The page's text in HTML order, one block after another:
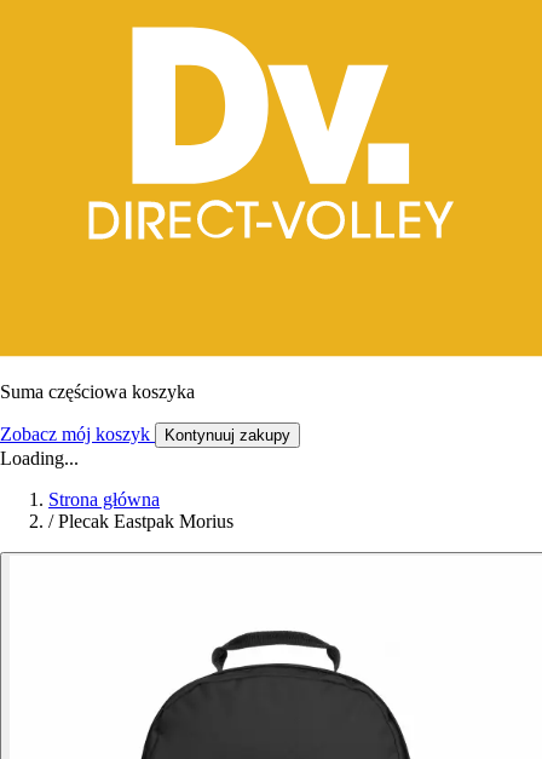
Suma częściowa koszyka
Zobacz mój koszyk Kontynuuj zakupy
Loading...
Strona główna
/ Plecak Eastpak Morius